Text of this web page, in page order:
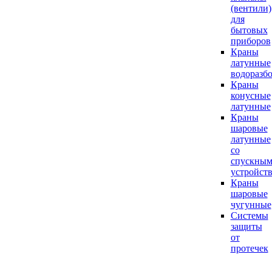
(вентили)
для
бытовых
приборов
Краны
латунные
Краны
конусные
латунные
Краны
шаровые
латунные
со
спускным
Краны
шаровые
чугунные
Системы
защиты
от
протечек